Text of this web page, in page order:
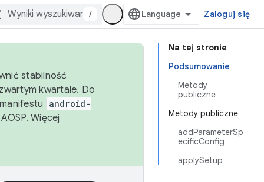
/ Zaloguj się
Na tej stronie
Podsumowanie
Metody
publiczne
Metody publiczne
addParameterSp
ecificConfig
applySetup
stabilność
kwartale. Do
android-
Więcej